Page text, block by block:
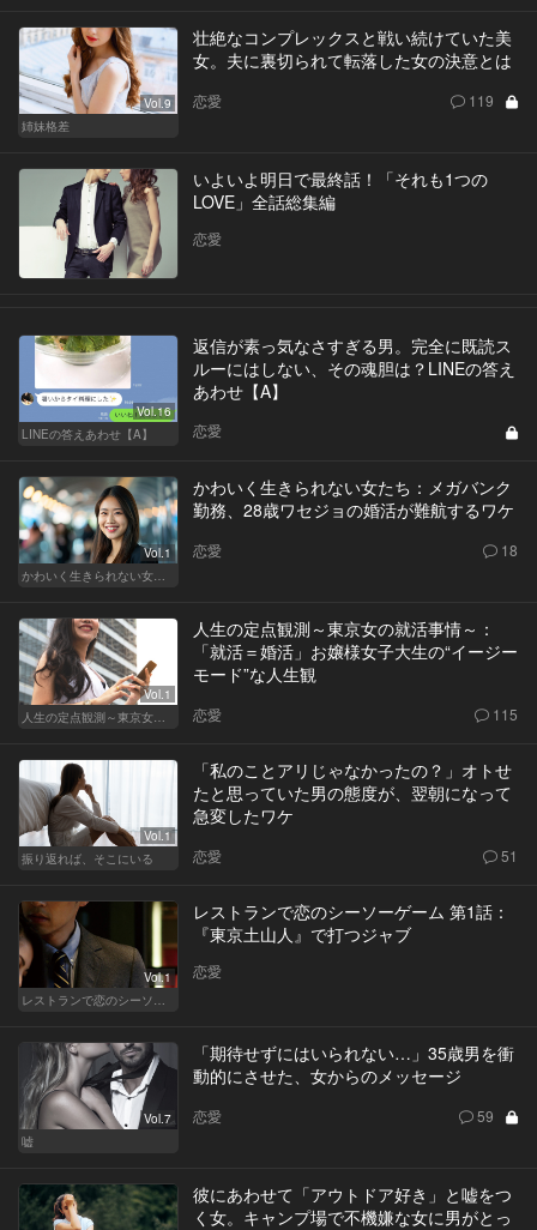
Vol.9
姉妹格差
壮絶なコンプレックスと戦い続けていた美
女。夫に裏切られて転落した女の決意とは
恋愛 119
いよいよ明日で最終話！「それも1つの
LOVE」全話総集編
恋愛
Vol.16
LINEの答えあわせ【A】
返信が素っ気なさすぎる男。完全に既読ス
ルーにはしない、その魂胆は？LINEの答え
あわせ【A】
恋愛
Vol.1
かわいく生きられない女たち
かわいく生きられない女たち：メガバンク
勤務、28歳ワセジョの婚活が難航するワケ
恋愛 18
Vol.1
人生の定点観測～東京女の就活事情～
人生の定点観測～東京女の就活事情～：
「就活＝婚活」お嬢様女子大生の“イージー
モード”な人生観
恋愛 115
Vol.1
振り返れば、そこにいる
「私のことアリじゃなかったの？」オトせ
たと思っていた男の態度が、翌朝になって
急変したワケ
恋愛 51
Vol.1
レストランで恋のシーソーゲーム（MAN）
レストランで恋のシーソーゲーム 第1話：
『東京土山人』で打つジャブ
恋愛
Vol.7
嘘
「期待せずにはいられない…」35歳男を衝
動的にさせた、女からのメッセージ
恋愛 59
彼にあわせて「アウトドア好き」と嘘をつ
く女。キャンプ場で不機嫌な女に男がとっ